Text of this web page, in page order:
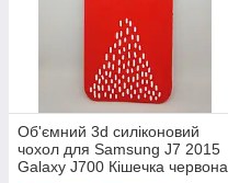
Об'ємний 3d силіконовий
чохол для Samsung J7 2015
Galaxy J700 Кішечка червона